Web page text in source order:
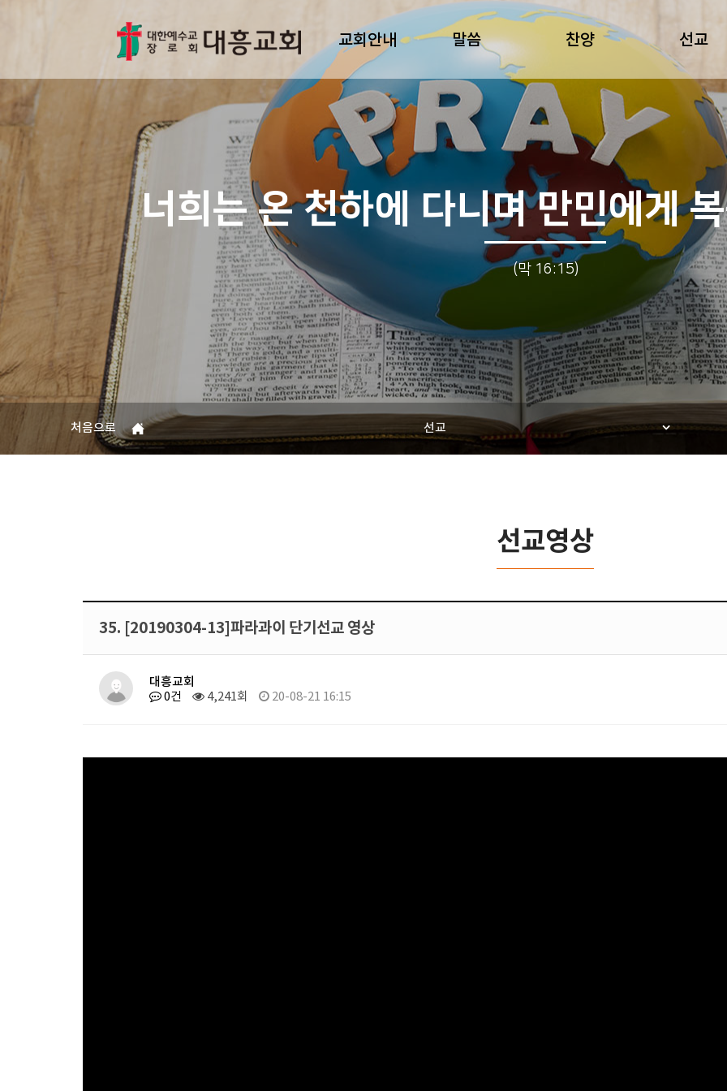
교회안내 말씀 찬양 선교
너희는 온 천하에 다니며 만민에게
(막 16:15)
처음으로 선교
선교영상
35. [20190304-13]파라과이 단기선교 영상
대흥교회
0건
4,241회 20-08-21 16:15